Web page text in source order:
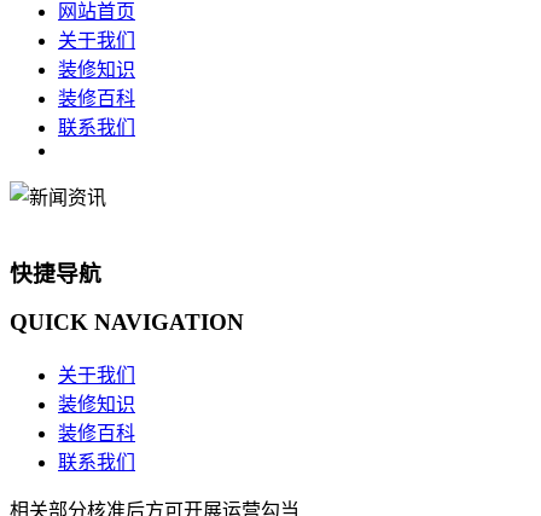
网站首页
关于我们
装修知识
装修百科
联系我们
快捷导航
QUICK NAVIGATION
关于我们
装修知识
装修百科
联系我们
相关部分核准后方可开展运营勾当